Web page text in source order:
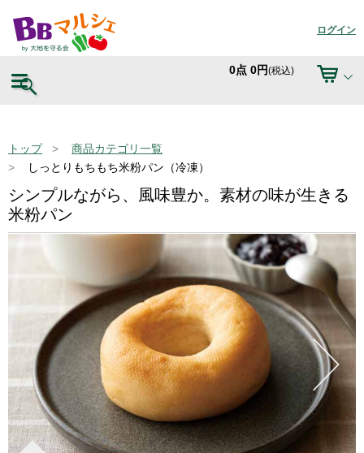
ログイン
0点 0円(税込)
トップ
商品カテゴリ一覧
しっとりもちもち米粉パン（冷凍）
シンプルながら、風味豊か。素材の味が生きる
米粉パン